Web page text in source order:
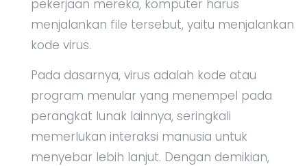
pekerjaan mereka, komputer harus
menjalankan file tersebut, yaitu menjalankan
kode virus.
Pada dasarnya, virus adalah kode atau
program menular yang menempel pada
perangkat lunak lainnya, seringkali
memerlukan interaksi manusia untuk
menyebar lebih lanjut. Dengan demikian,